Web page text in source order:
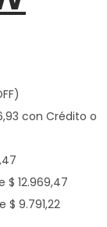
con Crédito o
$ 12.969,47
$ 9.791,22